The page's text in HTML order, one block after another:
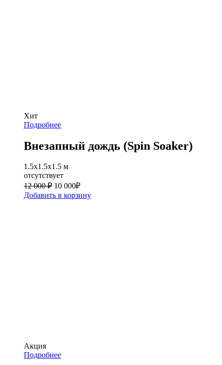
Хит
Подробнее
Внезапный дождь (Spin Soaker)
1.5x1.5x1.5 м
отсутствует
12 000 ₽ 10 000₽
Добавить в корзину
Акция
Подробнее